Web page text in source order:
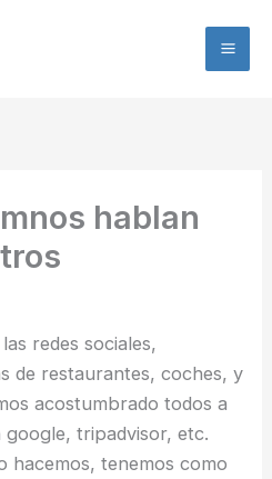
hablan
redes sociales,
de restaurantes, coches, y
acostumbrado todos a
tripadvisor, etc.
hacemos, tenemos como